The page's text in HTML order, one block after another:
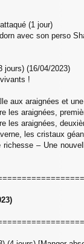
(1 jour)
avec son perso
jours) (16/04/2023)
!
aux araignées et
les araignées,
les araignées,
les cristaux
– Une